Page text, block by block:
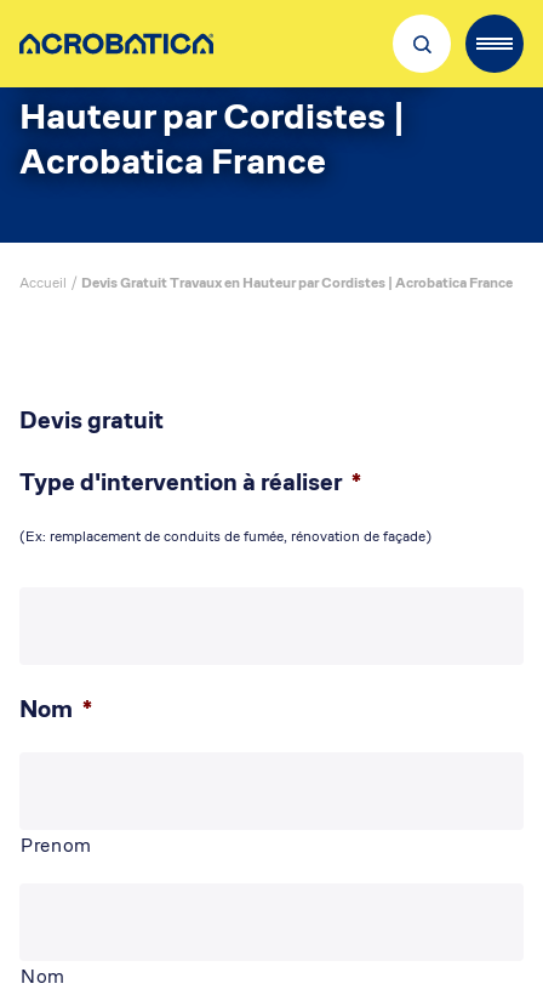
Découvrir Acrobatica
Nos métiers
Où nous trouver
Hauteur par Cordistes |
Acrobatica France
Accueil / Devis Gratuit Travaux en Hauteur par Cordistes | Acrobatica France
Devis gratuit
Type d'intervention à réaliser *
(Ex: remplacement de conduits de fumée, rénovation de façade)
Nom *
Prenom
Nom